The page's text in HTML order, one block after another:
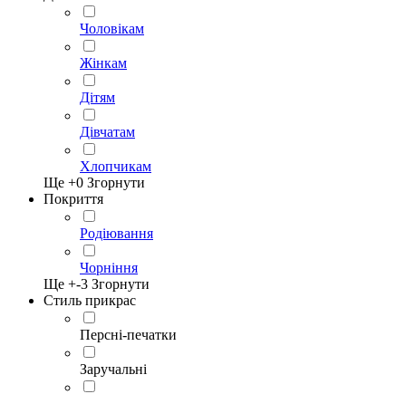
Чоловікам
Жінкам
Дітям
Дівчатам
Хлопчикам
Ще +0 Згорнути
Покриття
Родіювання
Чорніння
Ще +-3 Згорнути
Стиль прикрас
Персні-печатки
Заручальні